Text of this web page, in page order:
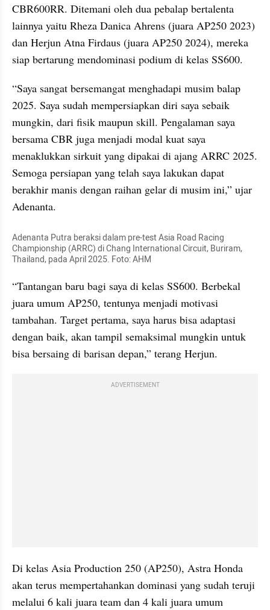
CBR600RR. Ditemani oleh dua pebalap bertalenta
lainnya yaitu Rheza Danica Ahrens (juara AP250 2023)
dan Herjun Atna Firdaus (juara AP250 2024), mereka
siap bertarung mendominasi podium di kelas SS600.
“Saya sangat bersemangat menghadapi musim balap
2025. Saya sudah mempersiapkan diri saya sebaik
mungkin, dari fisik maupun skill. Pengalaman saya
bersama CBR juga menjadi modal kuat saya
menaklukkan sirkuit yang dipakai di ajang ARRC 2025.
Semoga persiapan yang telah saya lakukan dapat
berakhir manis dengan raihan gelar di musim ini,” ujar
Adenanta.
Adenanta Putra beraksi dalam pre-test Asia Road Racing
Championship (ARRC) di Chang International Circuit, Buriram,
Thailand, pada April 2025. Foto: AHM
“Tantangan baru bagi saya di kelas SS600. Berbekal
juara umum AP250, tentunya menjadi motivasi
tambahan. Target pertama, saya harus bisa adaptasi
dengan baik, akan tampil semaksimal mungkin untuk
bisa bersaing di barisan depan,” terang Herjun.
ADVERTISEMENT
Di kelas Asia Production 250 (AP250), Astra Honda
akan terus mempertahankan dominasi yang sudah teruji
melalui 6 kali juara team dan 4 kali juara umum